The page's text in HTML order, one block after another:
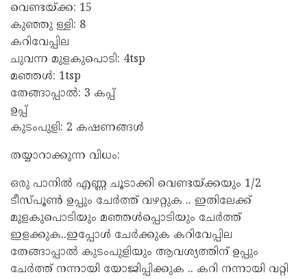
വെണ്ടയ്ക്ക: 15
കുഞ്ഞു ള്ളി: 8
കറിവേപ്പില
ചുവന്ന മുളകുപൊടി: 4tsp
മഞ്ഞൾ: 1tsp
തേങ്ങാപ്പാൽ: 3 കപ്പ്
ഉപ്പ്
കുടംപുളി: 2 കഷണങ്ങൾ
തയ്യാറാക്കുന്ന വിധം:
ഒരു പാനിൽ എണ്ണ ചൂടാക്കി വെണ്ടയ്ക്കയും 1/2
ടീസ്പൂൺ ഉപ്പും ചേർത്ത് വഴറ്റുക .. ഇതിലേക്ക്
മുളകുപൊടിയും മഞ്ഞൾപ്പൊടിയും ചേർത്ത്
ഇളക്കുക..ഇപ്പോൾ ചേർക്കുക കറിവേപ്പില
തേങ്ങാപ്പാൽ കുടംപുളിയും ആവശ്യത്തിന് ഉപ്പും
ചേർത്ത് നന്നായി യോജിപ്പിക്കുക .. കറി നന്നായി വറ്റി